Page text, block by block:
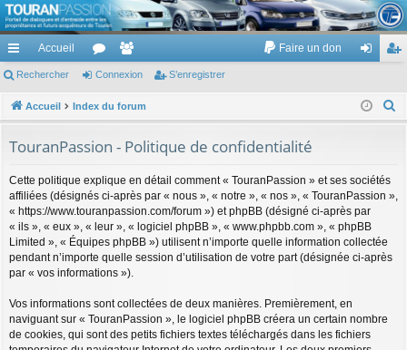
TouranPassion
Le forum des propriétaires ou futurs acquéreurs du Volkswagen Touran
cc
ès
de
Accueil
or
u
e
m
Faire un don
ne nr
re
Rechercher Connexion S’enregistrer
Accueil Index du forum
e
TouranPassion - Politique de confidentialité
Cette politique explique en détail comment « TouranPassion » et ses sociétés
affiliées (désignés ci-après par « nous », « notre », « nos », « TouranPassion »,
« https://www.touranpassion.com/forum ») et phpBB (désigné ci-après par
« ils », « eux », « leur », « logiciel phpBB », « www.phpbb.com », « phpBB
Limited », « Équipes phpBB ») utilisent n’importe quelle information collectée
pendant n’importe quelle session d’utilisation de votre part (désignée ci-après
par « vos informations »).
Vos informations sont collectées de deux manières. Premièrement, en
naviguant sur « TouranPassion », le logiciel phpBB créera un certain nombre
de cookies, qui sont des petits fichiers textes téléchargés dans les fichiers